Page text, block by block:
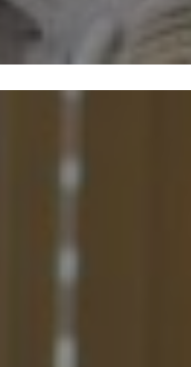
von
bietet ein
Fachleute
fördert
und